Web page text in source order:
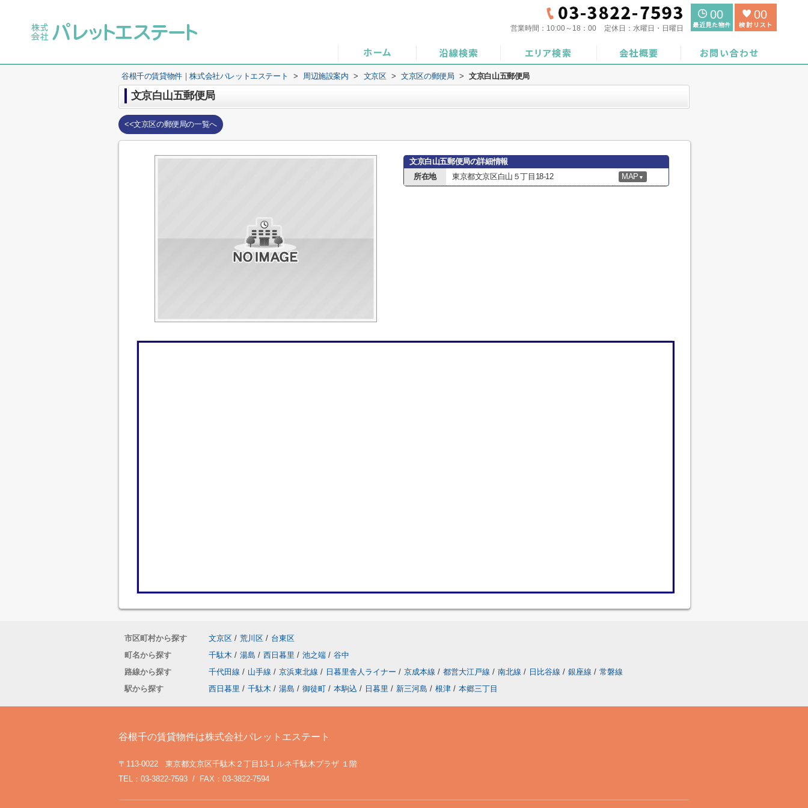
営業時間： 10:00～18：00 定休日： 水曜日・日曜日
00 00
谷根千の賃貸物件｜株式会社パレットエステート > 周辺施設案内 > 文京区 > 文京区の郵便局 > 文京白山五郵便局
文京白山五郵便局
<<文京区の郵便局の一覧へ
文京白山五郵便局の詳細情報
所在地
東京都文京区白山５丁目18-12 MAP ▼
市区町村から探す 文京区 / 荒川区 / 台東区
町名から探す
千駄木 / 湯島 / 西日暮里 / 池之端 / 谷中
路線から探す
千代田線 / 山手線 / 京浜東北線 / 日暮里舎人ライナー / 京成本線 / 都営大江戸線 / 南北線 / 日比谷線 / 銀座線 / 常磐線
駅から探す
西日暮里 / 千駄木 / 湯島 / 御徒町 / 本駒込 / 日暮里 / 新三河島 / 根津 / 本郷三丁目
谷根千の賃貸物件は株式会社パレットエステート
〒113-0022 東京都文京区千駄木２丁目13-1 ルネ千駄木プラザ １階
TEL：03-3822-7593 / FAX：03-3822-7594